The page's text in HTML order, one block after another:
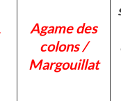
Agame des
colons /
Margouillat